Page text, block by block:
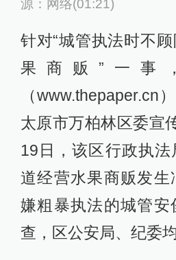
源：网络(01:21)
针对“城管执法时不
果商贩”一事
（www.thepaper.cn
太原市万柏林区委宣
19日，该区行政执
道经营水果商贩发生
嫌粗暴执法的城管安
查，区公安局、纪委